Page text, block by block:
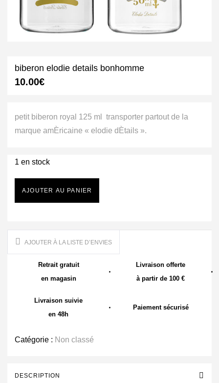
biberon elodie details bonhomme
10.00€
petit biberon royal 125 ml  transporter partout de la
marque amÈricaine « elodie dÈtails ».
1 en stock
AJOUTER AU PANIER
AJOUTER À LA LISTE D’ENVIES
Retrait gratuit
en magasin
Livraison offerte
à partir de 100 €
Livraison suivie
en 48h
Paiement sécurisé
Catégorie : Non classé
DESCRIPTION